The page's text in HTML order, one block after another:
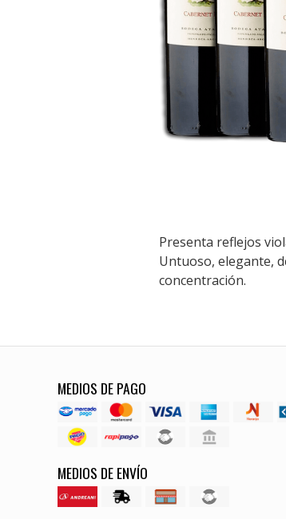
Presenta reflejos
Untuoso, elegante,
concentración.
MEDIOS DE PAGO
MEDIOS DE ENVÍO